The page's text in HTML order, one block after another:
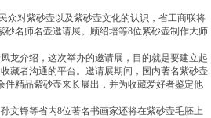
对紫砂壶以及紫砂壶文化的认识，省工商联将
砂名师名壶邀请展。顾绍培等8位紫砂壶制作大师
介绍，这次举办的邀请展，目的就是要建立起
藏者沟通的平台。邀请展期间，国内著名紫砂壶
件精品紫砂壶来长展出，并为收藏爱好者鉴定他
铎等省内8位著名书画家还将在紫砂壶毛胚上